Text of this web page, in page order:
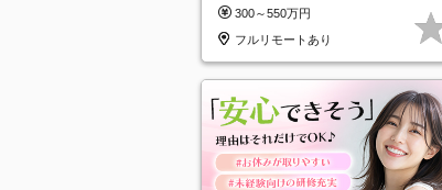
300～550万円
フルリモートあり